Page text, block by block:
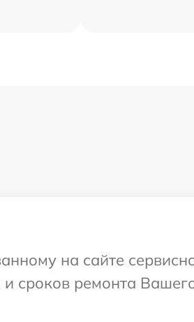
на сайте
и сроков ремонта